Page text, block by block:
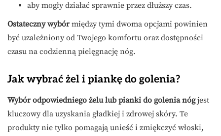
aby mogły działać sprawnie przez dłuższy czas.
Ostateczny wybórmiędzy tymi dwoma opcjami powinien
być uzależniony od Twojego komfortu oraz dostępności
czasu na codzienną pielęgnację nóg.
Jak wybrać żel i piankę do golenia?
Wybór odpowiedniego żelu lub pianki do golenia nógjest
kluczowy dla uzyskania gładkiej i zdrowej skóry. Te
produkty nie tylko pomagają unieść i zmiękczyć włoski,